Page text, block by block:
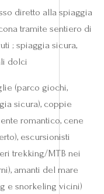
diretto alla spiaggia
tramite sentiero di
; spiaggia sicura,
dolci
(parco giochi,
sicura), coppie
romantico, cene
escursionisti
trekking/MTB nei
amanti del mare
e snorkeling vicini)